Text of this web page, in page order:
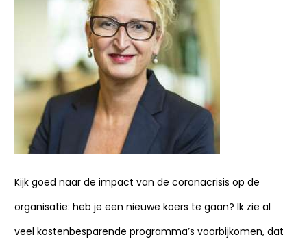
Kijk goed naar de impact van de coronacrisis op de
organisatie: heb je een nieuwe koers te gaan? Ik zie al
veel kostenbesparende programma’s voorbijkomen, dat